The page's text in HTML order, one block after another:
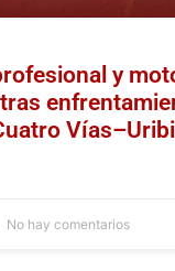
y
No hay comentarios